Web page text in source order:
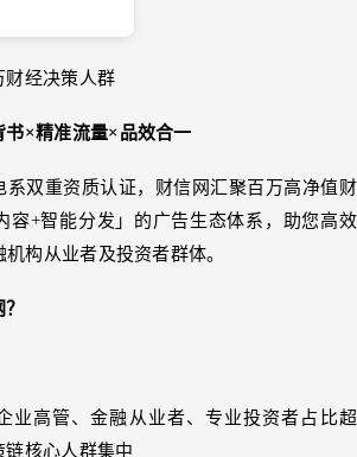
经决策人群
书×精准流量×品效合一
系双重资质认证，财信网汇聚百万高净值财
容+智能分发」的广告生态体系，助您高效
构从业者及投资者群体。
业高管、金融从业者、专业投资者占比超
核心人群集中